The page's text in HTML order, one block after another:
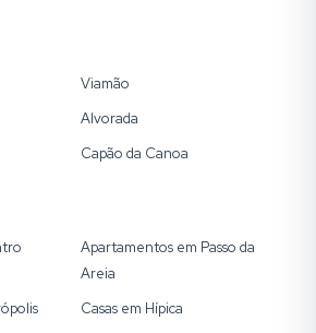
Viamão
Alvorada
Capão da Canoa
Apartamentos em Passo da
Areia
Casas em Hípica